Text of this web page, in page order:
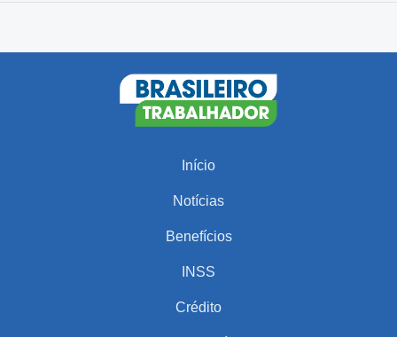
Início
Notícias
Benefícios
INSS
Crédito